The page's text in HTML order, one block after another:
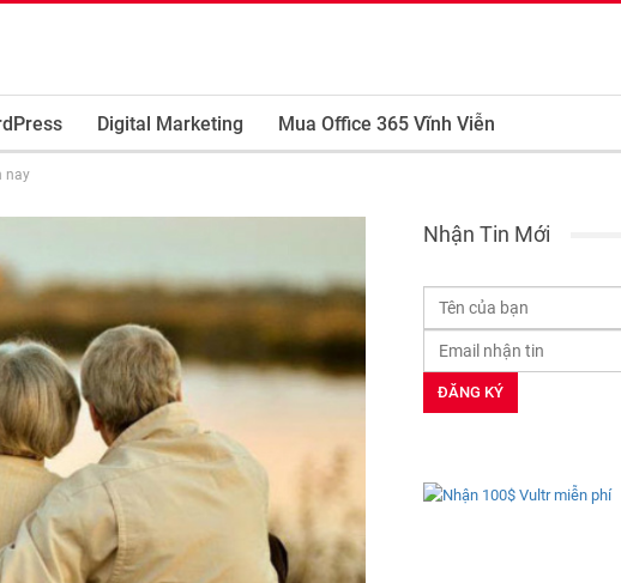
Digital Marketing Mua Office 365 Vĩnh Viễn
nay
Nhận Tin Mới